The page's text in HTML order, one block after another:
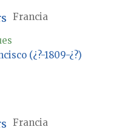
Francia
(¿?-1809-¿?)
Francia